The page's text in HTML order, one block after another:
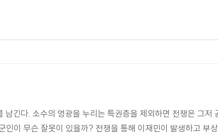
긴다. 소수의 영광을 누리는 특권층을 제외하면 전쟁은 그저
이 무슨 잘못이 있을까? 전쟁을 통해 이재민이 발생하고 부